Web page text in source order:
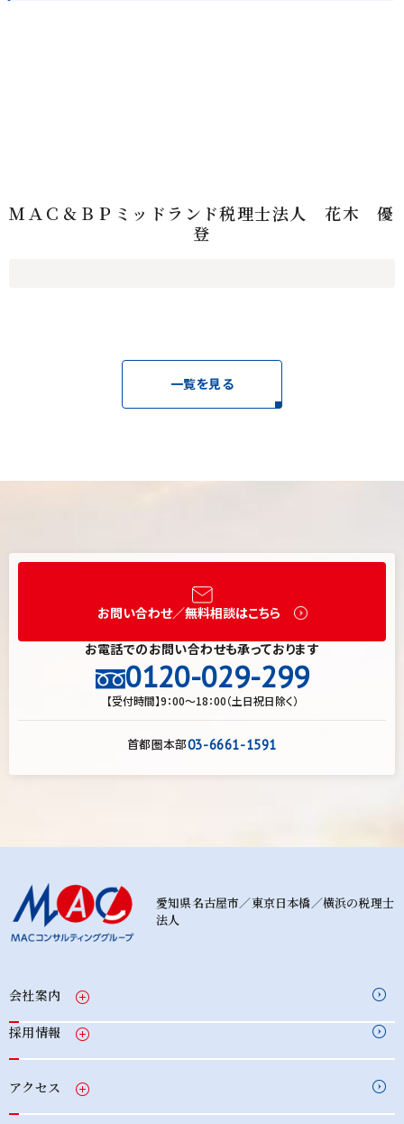
ＭＡＣ＆ＢＰミッドランド税理士法人 花木 優
登
一覧を見る
お問い合わせ／無料相談はこちら
お電話でのお問い合わせも承っております
0120-029-299
【受付時間】9：00～18：00（土日祝日除く）
首都圏本部03-6661-1591
愛知県名古屋市／東京日本橋／横浜の税理士
法人
会社案内
採用情報
アクセス